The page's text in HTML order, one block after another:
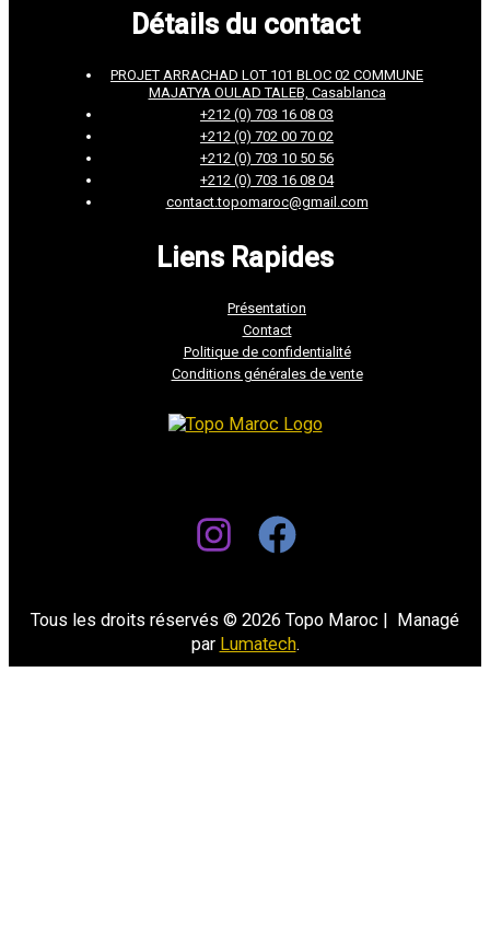
Détails du contact
PROJET ARRACHAD LOT 101 BLOC 02 COMMUNE
MAJATYA OULAD TALEB, Casablanca
+212 (0) 703 16 08 03
+212 (0) 702 00 70 02
+212 (0) 703 10 50 56
+212 (0) 703 16 08 04
contact.topomaroc@gmail.com
Liens Rapides
Présentation
Contact
Politique de confidentialité
Conditions générales de vente
Tous les droits réservés © 2026 Topo Maroc | Managé
par Lumatech.